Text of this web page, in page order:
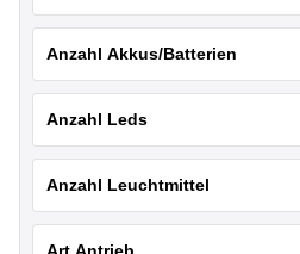
Anzahl Akkus/Batterien
Anzahl Leds
Anzahl Leuchtmittel